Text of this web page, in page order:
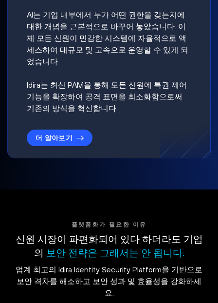
AI는 기업 내부에서 누가 어떤 권한을 갖는지에
대한 개념을 근본적으로 바꾸어 놓았습니다. 이
제 모든 신원이 민감한 시스템에 자율적으로 액
세스하여 대규모 및 고속으로 운영할 수 있게 되
었습니다.
Idira는 최신 PAM을 통해 모든 신원에 특권 제어
기능을 확장하여 공격 표면을 최소화함으로써
기존의 방식을 혁신합니다.
더 알아보기
플랫폼화가 필요한 이유
신원 시장이 파편화되어 있다 하더라도 기업
의 보안 전략은 그래서는 안 됩니다.
업계 최고의 Idira Identity Security Platform을 기반으로
보안 격차를 해소하고 보안 성과 및 효율성을 강화하세
요.